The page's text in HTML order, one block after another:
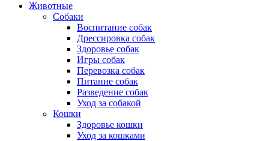
Животные
Собаки
Воспитание собак
Дрессировка собак
Здоровье собак
Игры собак
Перевозка собак
Питание собак
Разведение собак
Уход за собакой
Кошки
Здоровье кошки
Уход за кошками